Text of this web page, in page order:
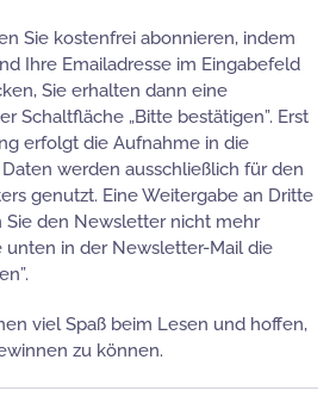
Sie kostenfrei abonnieren, indem
Ihre Emailadresse im Eingabefeld
Sie erhalten dann eine
Schaltfläche „Bitte bestätigen”. Erst
erfolgt die Aufnahme in die
werden ausschließlich für den
genutzt. Eine Weitergabe an Dritte
den Newsletter nicht mehr
unten in der Newsletter-Mail die
viel Spaß beim Lesen und hoffen,
zu können.